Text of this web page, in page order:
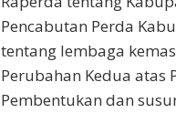
Pencabutan Perda
tentang lembaga
Perubahan Kedua atas
Pembentukan dan